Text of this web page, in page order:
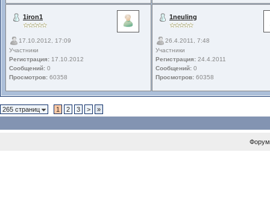
1iron1
17.10.2012, 17:09
Участники
Регистрация: 17.10.2012
Сообщений: 0
Просмотров: 60358
1neuling
26.4.2011, 7:48
Участники
Регистрация: 24.4.2011
Сообщений: 0
Просмотров: 60358
265 страниц 1 2 3 > »
Форум